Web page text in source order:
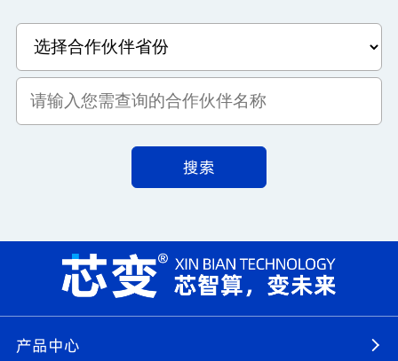
搜索
产品中心